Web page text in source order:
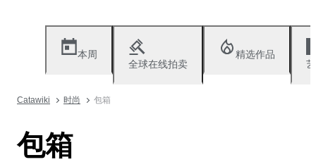
本周
全球在线拍卖
精选作品
Catawiki 时尚 包箱
包箱